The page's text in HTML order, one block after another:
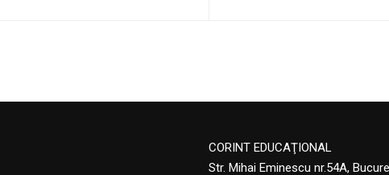
CORINT EDUCAŢIONAL
Str. Mihai Eminescu nr.54A,